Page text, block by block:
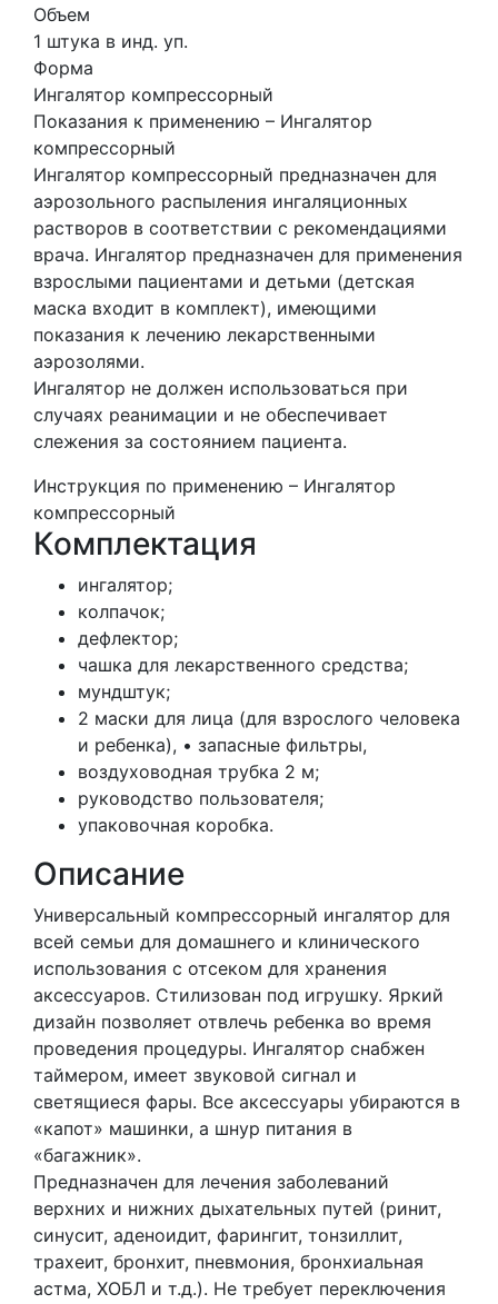
Объем
1 штука в инд. уп.
Форма
Ингалятор компрессорный
Показания к применению – Ингалятор
компрессорный
Ингалятор компрессорный предназначен для
аэрозольного распыления ингаляционных
растворов в соответствии с рекомендациями
врача. Ингалятор предназначен для применения
взрослыми пациентами и детьми (детская
маска входит в комплект), имеющими
показания к лечению лекарственными
аэрозолями.
Ингалятор не должен использоваться при
случаях реанимации и не обеспечивает
слежения за состоянием пациента.
Инструкция по применению – Ингалятор
компрессорный
Комплектация
ингалятор;
колпачок;
дефлектор;
чашка для лекарственного средства;
мундштук;
2 маски для лица (для взрослого человека
и ребенка), • запасные фильтры,
воздуховодная трубка 2 м;
руководство пользователя;
упаковочная коробка.
Описание
Универсальный компрессорный ингалятор для
всей семьи для домашнего и клинического
использования с отсеком для хранения
аксессуаров. Стилизован под игрушку. Яркий
дизайн позволяет отвлечь ребенка во время
проведения процедуры. Ингалятор снабжен
таймером, имеет звуковой сигнал и
светящиеся фары. Все аксессуары убираются в
«капот» машинки, а шнур питания в
«багажник».
Предназначен для лечения заболеваний
верхних и нижних дыхательных путей (ринит,
синусит, аденоидит, фарингит, тонзиллит,
трахеит, бронхит, пневмония, бронхиальная
астма, ХОБЛ и т.д.). Не требует переключения